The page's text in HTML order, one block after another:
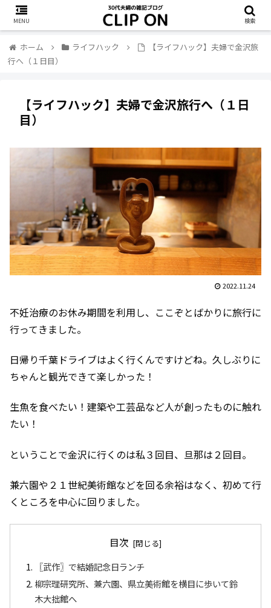
ホーム ライフハック
【ライフハック】夫婦で金沢旅
行へ（１日目）
【ライフハック】夫婦で金沢旅行へ（１日
目）
2022.11.24
不妊治療のお休み期間を利用し、ここぞとばかりに旅行に
行ってきました。
日帰り千葉ドライブはよく行くんですけどね。久しぶりに
ちゃんと観光できて楽しかった！
生魚を食べたい！建築や工芸品など人が創ったものに触れ
たい！
ということで金沢に行くのは私３回目、旦那は２回目。
兼六園や２１世紀美術館などを回る余裕はなく、初めて行
くところを中心に回りました。
目次
〖武作〗で結婚記念日ランチ
柳宗理研究所、兼六園、県立美術館を横目に歩いて鈴
木大拙館へ
MENU 検索